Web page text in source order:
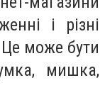
і різнi
може бути
мишка,